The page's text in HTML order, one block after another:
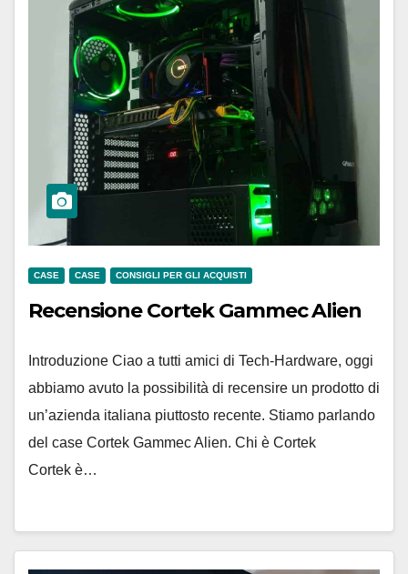
CASE CASE CONSIGLI PER GLI ACQUISTI
Recensione Cortek Gammec Alien
Introduzione Ciao a tutti amici di Tech-Hardware, oggi
abbiamo avuto la possibilità di recensire un prodotto di
un’azienda italiana piuttosto recente. Stiamo parlando
del case Cortek Gammec Alien. Chi è Cortek
Cortek è…